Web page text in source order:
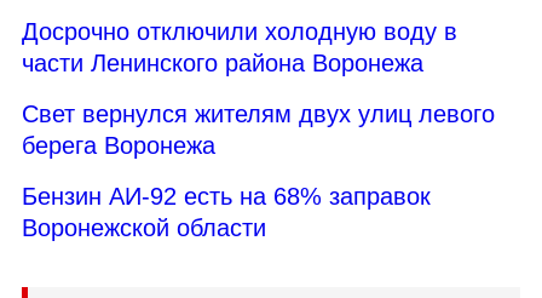
Досрочно отключили холодную воду в
части Ленинского района Воронежа
Свет вернулся жителям двух улиц левого
берега Воронежа
Бензин АИ-92 есть на 68% заправок
Воронежской области